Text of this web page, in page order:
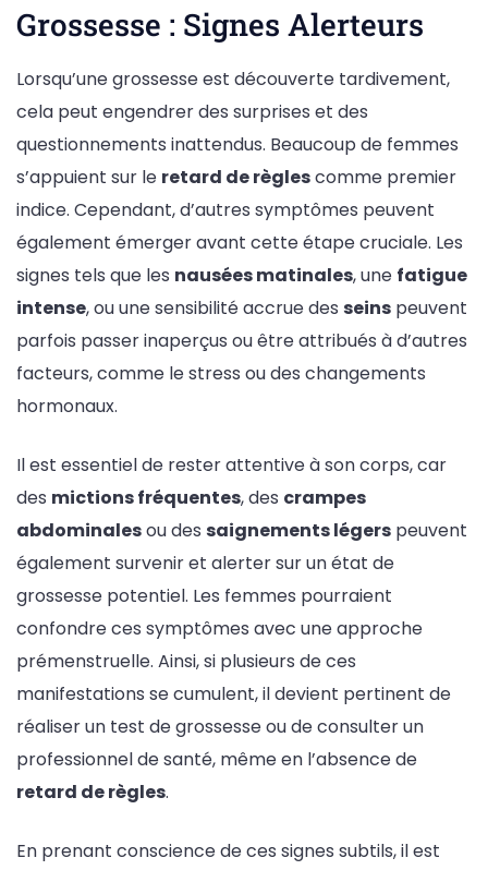
Grossesse : Signes Alerteurs
Lorsqu’une grossesse est découverte tardivement,
cela peut engendrer des surprises et des
questionnements inattendus. Beaucoup de femmes
s’appuient sur le retard de règlescomme premier
indice. Cependant, d’autres symptômes peuvent
également émerger avant cette étape cruciale. Les
signes tels que les nausées matinales, une fatigue
intense, ou une sensibilité accrue des seins peuvent
parfois passer inaperçus ou être attribués à d’autres
facteurs, comme le stress ou des changements
hormonaux.
Il est essentiel de rester attentive à son corps, car
des mictions fréquentes, des crampes
abdominalesou des saignements légers peuvent
également survenir et alerter sur un état de
grossesse potentiel. Les femmes pourraient
confondre ces symptômes avec une approche
prémenstruelle. Ainsi, si plusieurs de ces
manifestations se cumulent, il devient pertinent de
réaliser un test de grossesse ou de consulter un
professionnel de santé, même en l’absence de
retard de règles.
En prenant conscience de ces signes subtils, il est